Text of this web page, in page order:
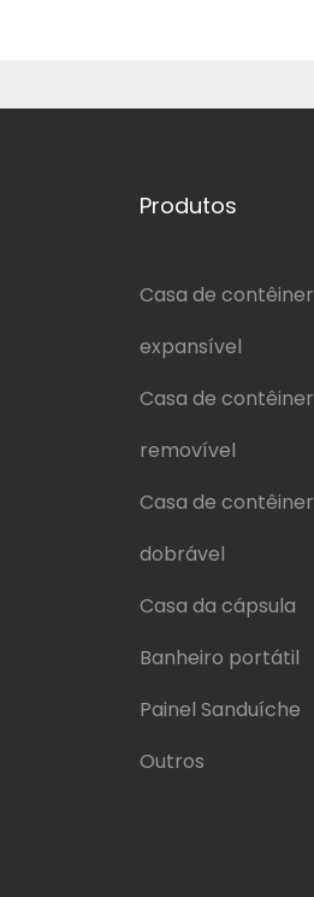
Produtos
Casa de contêiner
expansível
Casa de contêiner
removível
Casa de contêiner
dobrável
Casa da cápsula
Banheiro portátil
Painel Sanduíche
Outros